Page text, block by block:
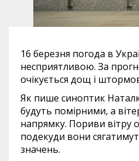
16 березня погода в
несприятливою. За
очікується дощ і
Як пише синоптик
будуть помірними, а
напрямку. Пориви вітру
подекуди вони
значень.